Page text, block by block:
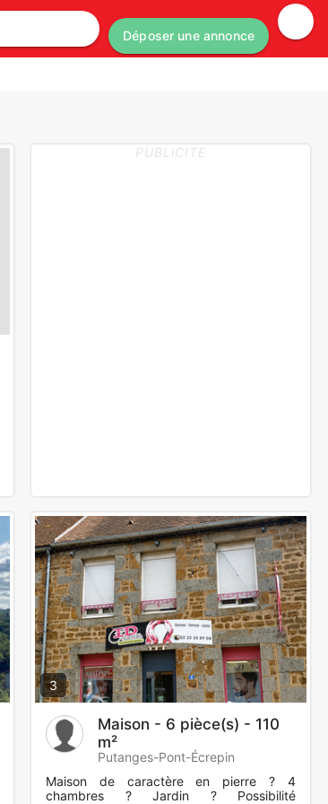
Déposer une annonce
PUBLICITE
3
Maison - 6 pièce(s) - 110
m²
Putanges-Pont-Écrepin
Maison de caractère en pierre ? 4
chambres ? Jardin ? Possibilité